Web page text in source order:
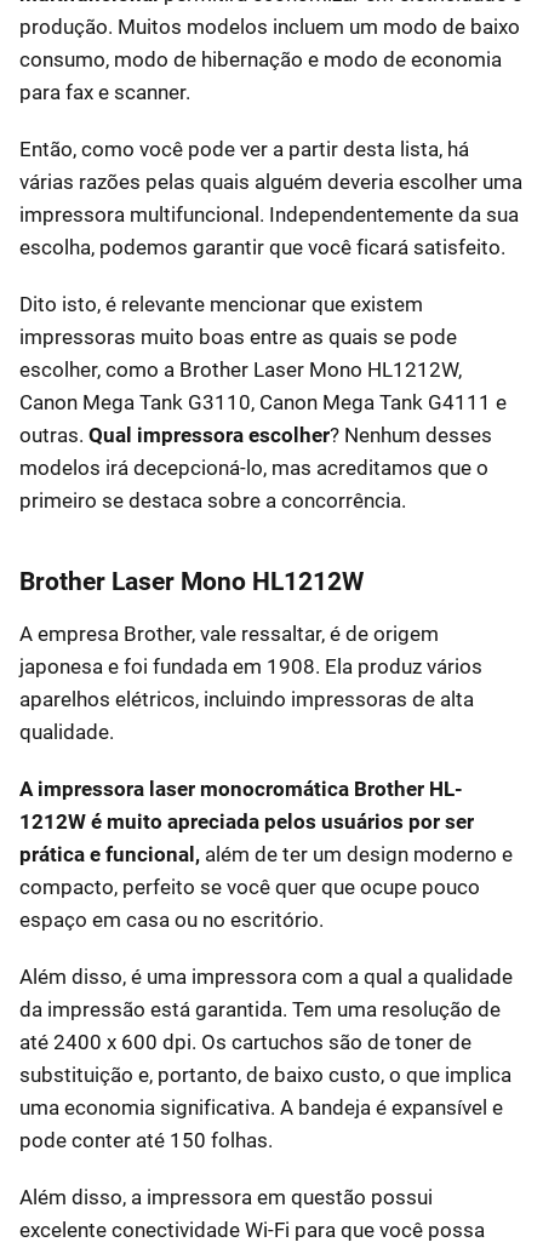
produção. Muitos modelos incluem um modo de baixo
consumo, modo de hibernação e modo de economia
para fax e scanner.
Então, como você pode ver a partir desta lista, há
várias razões pelas quais alguém deveria escolher uma
impressora multifuncional. Independentemente da sua
escolha, podemos garantir que você ficará satisfeito.
Dito isto, é relevante mencionar que existem
impressoras muito boas entre as quais se pode
escolher, como a Brother Laser Mono HL1212W,
Canon Mega Tank G3110, Canon Mega Tank G4111 e
outras. Qual impressora escolher? Nenhum desses
modelos irá decepcioná-lo, mas acreditamos que o
primeiro se destaca sobre a concorrência.
Brother Laser Mono HL1212W
A empresa Brother, vale ressaltar, é de origem
japonesa e foi fundada em 1908. Ela produz vários
aparelhos elétricos, incluindo impressoras de alta
qualidade.
A impressora laser monocromática Brother HL-
1212W é muito apreciada pelos usuários por ser
prática e funcional, além de ter um design moderno e
compacto, perfeito se você quer que ocupe pouco
espaço em casa ou no escritório.
Além disso, é uma impressora com a qual a qualidade
da impressão está garantida. Tem uma resolução de
até 2400 x 600 dpi. Os cartuchos são de toner de
substituição e, portanto, de baixo custo, o que implica
uma economia significativa. A bandeja é expansível e
pode conter até 150 folhas.
Além disso, a impressora em questão possui
excelente conectividade Wi-Fi para que você possa